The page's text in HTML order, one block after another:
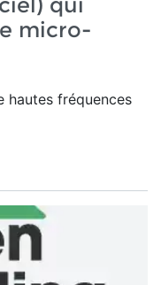
micro-
hautes fréquences